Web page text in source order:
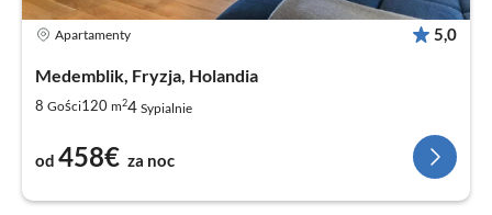
Apartamenty 5,0
Medemblik, Fryzja, Holandia
8 Gości120 m24 Sypialnie
od 458€ za noc